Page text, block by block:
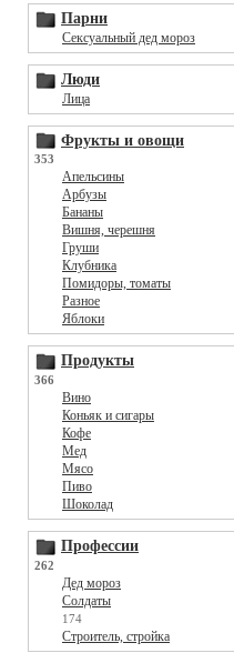
Парни
Сексуальный дед мороз
Люди
Лица
Фрукты и овощи
353
Апельсины
Арбузы
Бананы
Вишня, черешня
Груши
Клубника
Помидоры, томаты
Разное
Яблоки
Продукты
366
Вино
Коньяк и сигары
Кофе
Мед
Мясо
Пиво
Шоколад
Профессии
262
Дед мороз
Солдаты
174
Строитель, стройка